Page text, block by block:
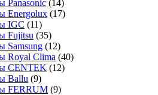
Panasonic (14)
Energolux (17)
IGC (11)
Fujitsu (35)
Samsung (12)
Royal Clima (40)
CENTEK (12)
Ballu (9)
FERRUM (9)